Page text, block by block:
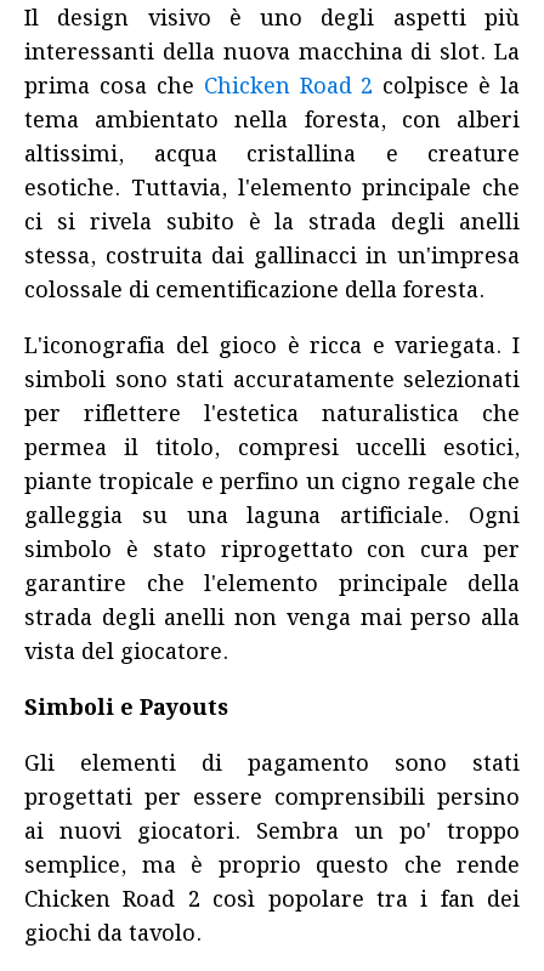
Il design visivo è uno degli aspetti più
interessanti della nuova macchina di slot. La
prima cosa che Chicken Road 2 colpisce è la
tema ambientato nella foresta, con alberi
altissimi, acqua cristallina e creature
esotiche. Tuttavia, l'elemento principale che
ci si rivela subito è la strada degli anelli
stessa, costruita dai gallinacci in un'impresa
colossale di cementificazione della foresta.
L'iconografia del gioco è ricca e variegata. I
simboli sono stati accuratamente selezionati
per riflettere l'estetica naturalistica che
permea il titolo, compresi uccelli esotici,
piante tropicale e perfino un cigno regale che
galleggia su una laguna artificiale. Ogni
simbolo è stato riprogettato con cura per
garantire che l'elemento principale della
strada degli anelli non venga mai perso alla
vista del giocatore.
Simboli e Payouts
Gli elementi di pagamento sono stati
progettati per essere comprensibili persino
ai nuovi giocatori. Sembra un po' troppo
semplice, ma è proprio questo che rende
Chicken Road 2 così popolare tra i fan dei
giochi da tavolo.